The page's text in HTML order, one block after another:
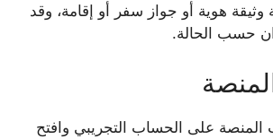
هوية أو جواز سفر أو إقامة، وقد
حسب الحالة.
المنصة على الحساب التجريبي وافتح